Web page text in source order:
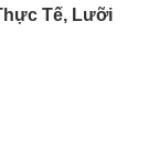
Tế, Lưỡi